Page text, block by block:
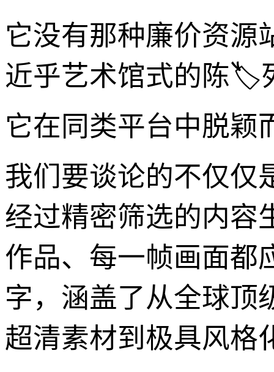
它没有那种廉价资源
近乎艺术馆式的陈🏷️
它在同类平台中脱颖
我们要谈论的不仅仅
经过精密筛选的内容
作品、每一帧画面都
字，涵盖了从全球顶
超清素材到极具风格